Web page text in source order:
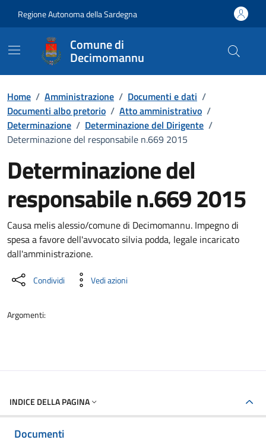
Regione Autonoma della Sardegna
Comune di
Decimomannu
Home / Amministrazione / Documenti e dati /
Documenti albo pretorio / Atto amministrativo /
Determinazione / Determinazione del Dirigente /
Determinazione del responsabile n.669 2015
Determinazione del
responsabile n.669 2015
Dettaglio del documento
Causa melis alessio/comune di Decimomannu. Impegno di
spesa a favore dell'avvocato silvia podda, legale incaricato
dall'amministrazione.
Condividi Vedi azioni
Argomenti:
INDICE DELLA PAGINA
Documenti